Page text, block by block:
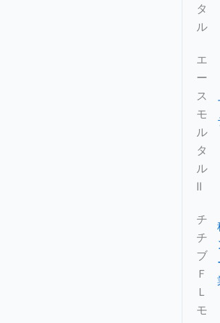
タ
ル
エ
ー
ス
モ
ル
タ
ル
II
チ
チ
ブ
Ｆ
Ｌ
モ